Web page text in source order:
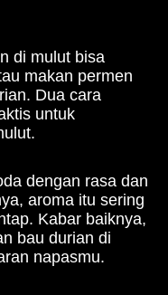
di mulut bisa
makan permen
Dua cara
untuk
dengan rasa dan
aroma itu sering
Kabar baiknya,
bau durian di
napasmu.